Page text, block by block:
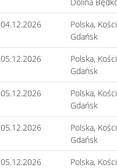
04.12.2026
Polska,
Gdańsk
05.12.2026
Polska,
Gdańsk
05.12.2026
Polska,
Gdańsk
05.12.2026
Polska,
Gdańsk
05.12.2026
Polska,